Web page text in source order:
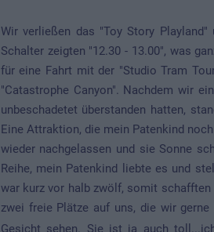
Wir verließen das "Toy Story
Schalter zeigten "12.30 - 13.00", was
für eine Fahrt mit der "Studio Tram
"Catastrophe Canyon". Nachdem wir
unbeschadetet überstanden hatten,
Eine Attraktion, die mein Patenkind
wieder nachgelassen und sie Sonne
Reihe, mein Patenkind liebte es und
war kurz vor halb zwölf, somit
zwei freie Plätze auf uns, die wir
Gesicht sehen. Sie ist ja auch